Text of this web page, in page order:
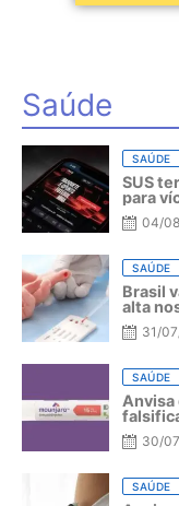
Saúde
SAÚDE
SUS
para
04/
SAÚDE
Brasil
alta
31/
SAÚDE
Anvisa
riscos
30/
SAÚDE